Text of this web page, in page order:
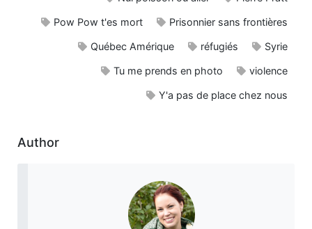
Pow Pow t'es mort Prisonnier sans frontières
Québec Amérique réfugiés Syrie
Tu me prends en photo violence
Y'a pas de place chez nous
Author